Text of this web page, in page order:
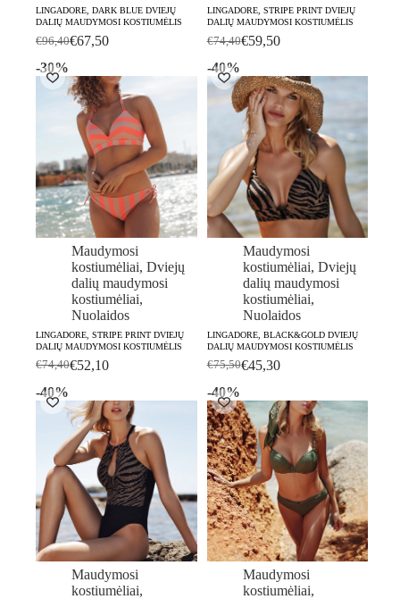
LINGADORE, DARK BLUE DVIEJŲ
DALIŲ MAUDYMOSI KOSTIUMĖLIS
€96,40Original
was:
€96,40.
€67,50
Current
is:
€67,50.
LINGADORE, STRIPE PRINT DVIEJŲ
DALIŲ MAUDYMOSI KOSTIUMĖLIS
€74,40Original
was:
€74,40.
€59,50
Current
is:
€59,50.
-30%
Maudymosi
kostiumėliai, Dviejų
dalių maudymosi
kostiumėliai,
Nuolaidos
LINGADORE, STRIPE PRINT DVIEJŲ
DALIŲ MAUDYMOSI KOSTIUMĖLIS
€74,40Original
was:
€74,40.
€52,10
Current
is:
€52,10.
-40%
Maudymosi
kostiumėliai, Dviejų
dalių maudymosi
kostiumėliai,
Nuolaidos
LINGADORE, BLACK&GOLD DVIEJŲ
DALIŲ MAUDYMOSI KOSTIUMĖLIS
€75,50Original
was:
€75,50.
€45,30
Current
is:
€45,30.
-40%
Maudymosi
kostiumėliai,
-40%
Maudymosi
kostiumėliai,